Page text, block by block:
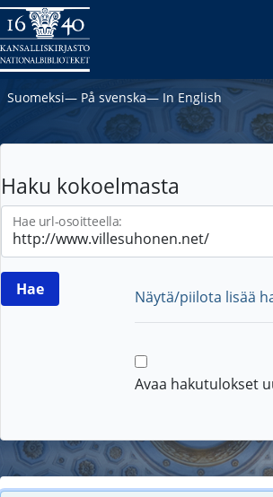
Suomeksi― På svenska― In English
Haku kokoelmasta
Hae url-osoitteella:
Näytä/piilota lisää
Avaa hakutulokset